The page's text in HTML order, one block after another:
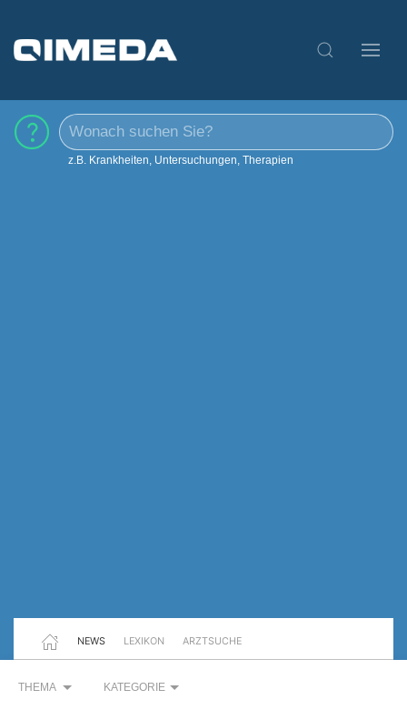
z.B. Krankheiten, Untersuchungen, Therapien
NEWS LEXIKON ARZTSUCHE
THEMA KATEGORIE